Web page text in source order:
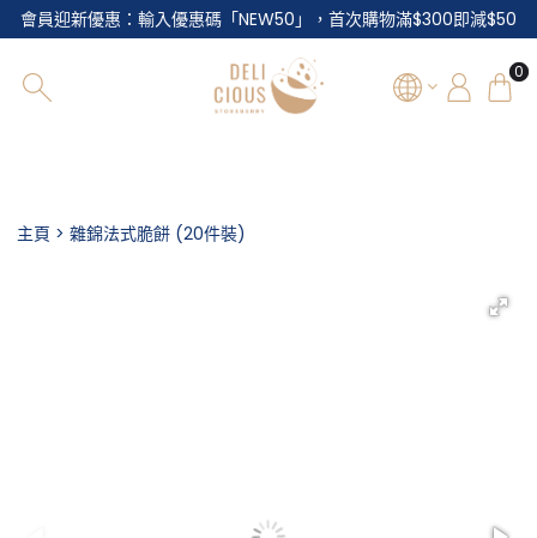
會員迎新優惠：輸入優惠碼「NEW50」，首次購物滿$300即減$50
0
主頁 雜錦法式脆餅 (20件裝)